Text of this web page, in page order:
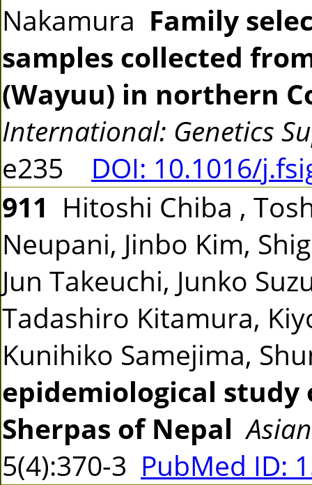
Nakamura Family
samples collected
(Wayuu) in northern
International: Genetics
e235 DOI: 10.1016/
911 Hitoshi Chiba ,
Neupani, Jinbo Kim,
Jun Takeuchi, Junko
Tadashiro Kitamura,
Kunihiko Samejima,
epidemiological study
Sherpas of Nepal
5(4):370-3 PubMed ID: